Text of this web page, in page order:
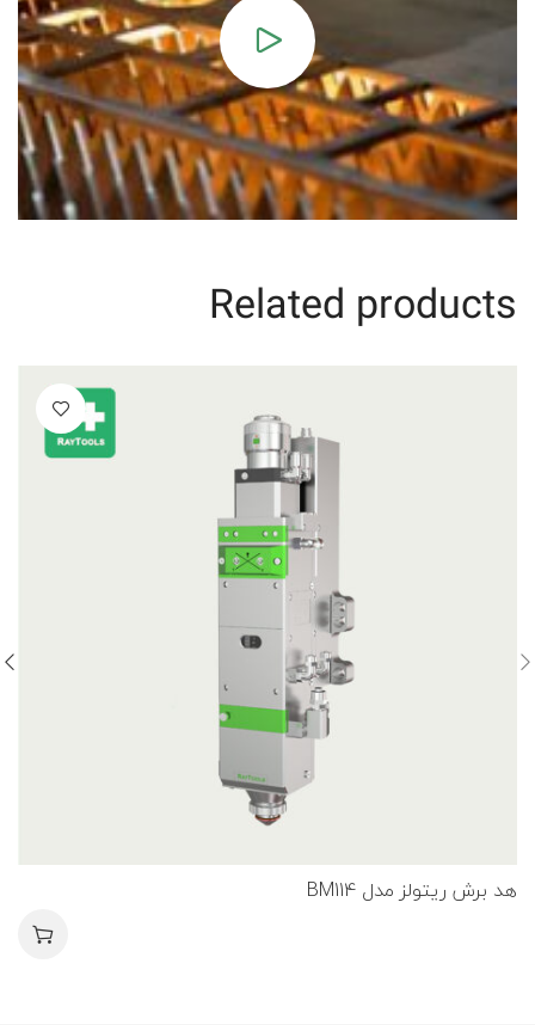
Related products
هد برش ریتولز مدل BM114